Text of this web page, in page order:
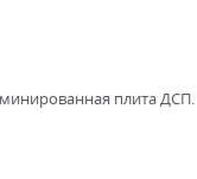
плита